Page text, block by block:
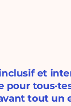
et
tout un